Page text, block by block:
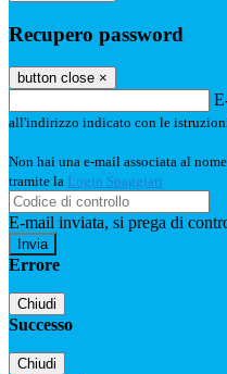
Recupero password
button close ×
all'indirizzo indicato con le
Non hai una e-mail associata al
tramite la Login Spaggiari
E-mail inviata, si prega di
Errore
Chiudi
Successo
Chiudi